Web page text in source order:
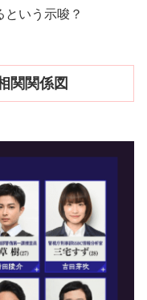
いう示唆？
関関係図